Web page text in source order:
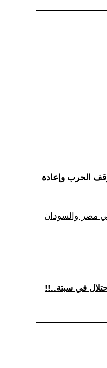
الانتقالي (1).. وقف الحرب وإعادة
في مصر والسودان